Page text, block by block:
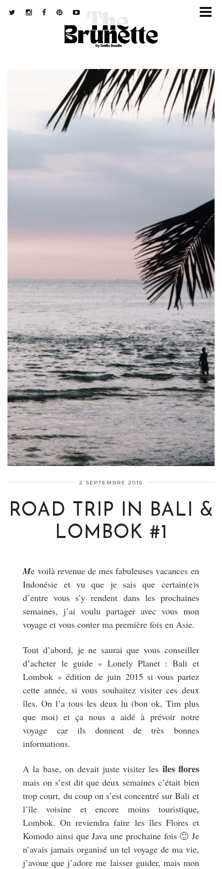
2 SEPTEMBRE 2015
ROAD TRIP IN BALI &
LOMBOK #1
Me voilà revenue de mes fabuleuses vacances en
Indonésie et vu que je sais que certain(e)s
d’entre vous s’y rendent dans les prochaines
semaines, j’ai voulu partager avec vous mon
voyage et vous conter ma première fois en Asie.
Tout d’abord, je ne saurai que vous conseiller
d’acheter le guide « Lonely Planet : Bali et
Lombok » édition de juin 2015 si vous partez
cette année, si vous souhaitez visiter ces deux
îles. On l’a tous les deux lu (bon ok, Tim plus
que moi) et ça nous a aidé à prévoir notre
voyage car ils donnent de très bonnes
informations.
A la base, on devait juste visiter lesîles flores
mais on s’est dit que deux semaines c’était bien
trop court, du coup on s’est concentré sur Bali et
l’île voisine et encore moins touristique,
Lombok. On reviendra faire les îles Flores et
Komodo ainsi que Java une prochaine fois 🙂 Je
n’avais jamais organisé un tel voyage de ma vie,
j’avoue que j’adore me laisser guider, mais mon